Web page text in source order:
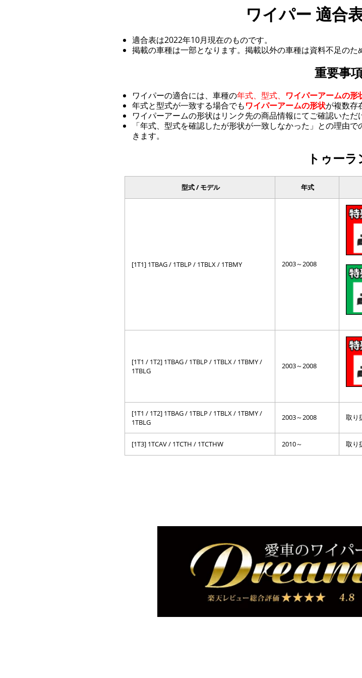
ワイパー 適合
適合表は2022年10月現在のものです。
掲載の車種は一部となります。掲載以外の車種は資料不足のた
重要事
ワイパーの適合には、車種の年式、型式、 ワイパーアームの形
年式と型式が一致する場合でもワイパーアームの形状が複数存
ワイパーアームの形状はリンク先の商品情報にてご確認いただ
「年式、型式を確認したが形状が一致しなかった」との理由
きます。
トゥーラ
型式 / モデル 年式
[1T1] 1TBAG / 1TBLP / 1TBLX / 1TBMY 2003～2008
[1T1 / 1T2] 1TBAG / 1TBLP / 1TBLX / 1TBMY /
1TBLG
2003～2008
[1T1 / 1T2] 1TBAG / 1TBLP / 1TBLX / 1TBMY /
1TBLG
2003～2008 取り
[1T3] 1TCAV / 1TCTH / 1TCTHW 2010～ 取り